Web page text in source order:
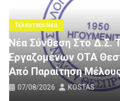
Τελευταία Νέα
3 Εκατομμύρια
Οδοποιία Στον
31/07/2026